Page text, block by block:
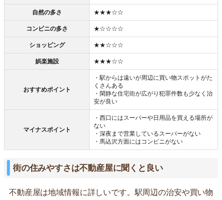
自然の多さ ★★★☆☆
コンビニの多さ ★☆☆☆☆
ショッピング ★★☆☆☆
娯楽施設 ★★★☆☆
おすすめポイント
・駅からは遠いが周辺に買い物スポットがた
くさんある
・閑静な住宅街が広がり犯罪件数も少なく治
安が良い
マイナスポイント
・西口にはスーパーや日用品を買える場所が
ない
・深夜まで営業しているスーパーがない
・馬込沢方面にはコンビニがない
街の住みやすさは不動産屋に聞くと良い
不動産屋は地域情報に詳しいです。駅周辺の治安や買い物